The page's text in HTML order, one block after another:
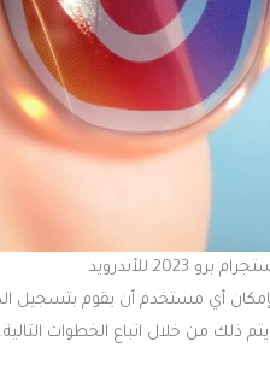
للأندرويد
ذلك من خلال اتباع الخطوات التالية.